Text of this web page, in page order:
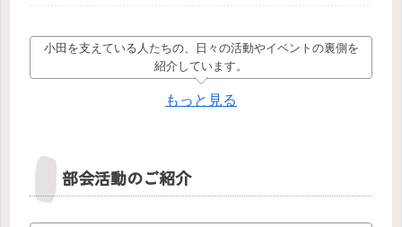
小田を支えている人たちの、日々の活動やイベントの裏側を
紹介しています。
もっと見る
部会活動のご紹介